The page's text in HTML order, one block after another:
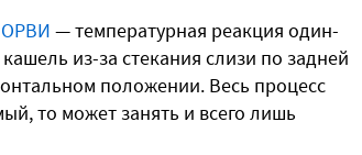
ОРВИ — температурная реакция один-
из-за стекания слизи по задней
положении. Весь процесс
то может занять и всего лишь